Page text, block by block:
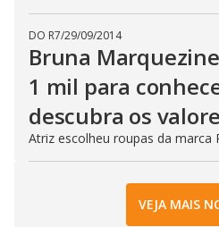
DO R7/29/09/2014
Bruna
1 mil para
descubra os
Atriz escolheu roupas da marca
VEJA MAIS